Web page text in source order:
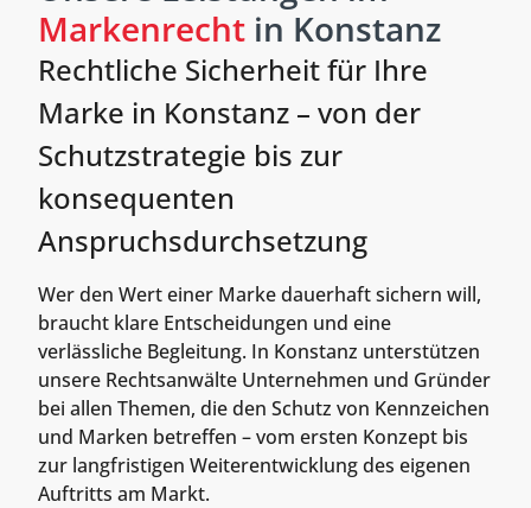
Markenrecht in Konstanz
Rechtliche Sicherheit für Ihre
Marke in Konstanz – von der
Schutzstrategie bis zur
konsequenten
Anspruchsdurchsetzung
Wer den Wert einer Marke dauerhaft sichern will,
braucht klare Entscheidungen und eine
verlässliche Begleitung. In Konstanz unterstützen
unsere Rechtsanwälte Unternehmen und Gründer
bei allen Themen, die den Schutz von Kennzeichen
und Marken betreffen – vom ersten Konzept bis
zur langfristigen Weiterentwicklung des eigenen
Auftritts am Markt.